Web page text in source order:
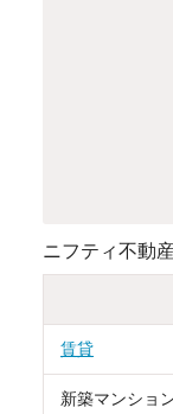
ニフティ不動
賃貸
新築マンショ